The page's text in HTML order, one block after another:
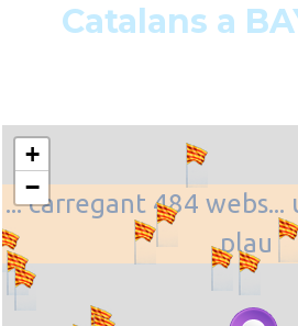
Catalans a
... carregant 484 webs...
plau
+
−